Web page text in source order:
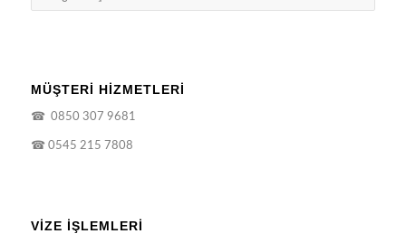
MÜŞTERİ HİZMETLERİ
☎0850 307 9681
☎0545 215 7808
VIZE İŞLEMLERI